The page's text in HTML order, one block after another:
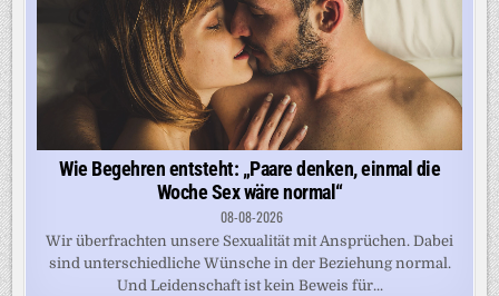
Wie Begehren entsteht: „Paare denken, einmal die
Woche Sex wäre normal“
08-08-2026
Wir überfrachten unsere Sexualität mit Ansprüchen. Dabei
sind unterschiedliche Wünsche in der Beziehung normal.
Und Leidenschaft ist kein Beweis für...